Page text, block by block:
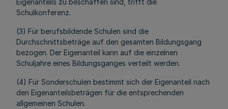
Eigenanteils zu beschaffen sind, trifft die
Schulkonferenz.
(3) Für berufsbildende Schulen sind die
Durchschnittsbeträge auf den gesamten Bildungsgang
bezogen. Der Eigenanteil kann auf die einzelnen
Schuljahre eines Bildungsganges verteilt werden.
(4) Für Sonderschulen bestimmt sich der Eigenanteil nach
den Eigenanteilsbeträgen für die entsprechenden
allgemeinen Schulen.